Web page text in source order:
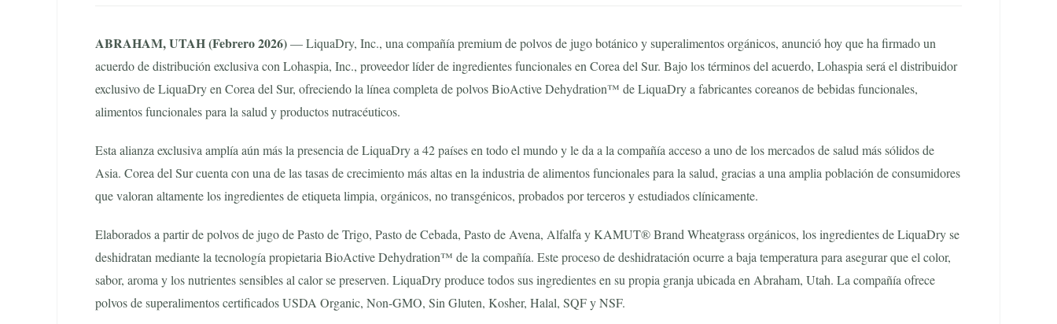
ABRAHAM, UTAH (Febrero 2026)— LiquaDry, Inc., una compañía premium de polvos de jugo botánico y superalimentos orgánicos, anunció hoy que ha firmado un
acuerdo de distribución exclusiva con Lohaspia, Inc., proveedor líder de ingredientes funcionales en Corea del Sur. Bajo los términos del acuerdo, Lohaspia será el distribuidor
exclusivo de LiquaDry en Corea del Sur, ofreciendo la línea completa de polvos BioActive Dehydration™ de LiquaDry a fabricantes coreanos de bebidas funcionales,
alimentos funcionales para la salud y productos nutracéuticos.
Esta alianza exclusiva amplía aún más la presencia de LiquaDry a 42 países en todo el mundo y le da a la compañía acceso a uno de los mercados de salud más sólidos de
Asia. Corea del Sur cuenta con una de las tasas de crecimiento más altas en la industria de alimentos funcionales para la salud, gracias a una amplia población de consumidores
que valoran altamente los ingredientes de etiqueta limpia, orgánicos, no transgénicos, probados por terceros y estudiados clínicamente.
Elaborados a partir de polvos de jugo de Pasto de Trigo, Pasto de Cebada, Pasto de Avena, Alfalfa y KAMUT® Brand Wheatgrass orgánicos, los ingredientes de LiquaDry se
deshidratan mediante la tecnología propietaria BioActive Dehydration™ de la compañía. Este proceso de deshidratación ocurre a baja temperatura para asegurar que el color,
sabor, aroma y los nutrientes sensibles al calor se preserven. LiquaDry produce todos sus ingredientes en su propia granja ubicada en Abraham, Utah. La compañía ofrece
polvos de superalimentos certificados USDA Organic, Non-GMO, Sin Gluten, Kosher, Halal, SQF y NSF.